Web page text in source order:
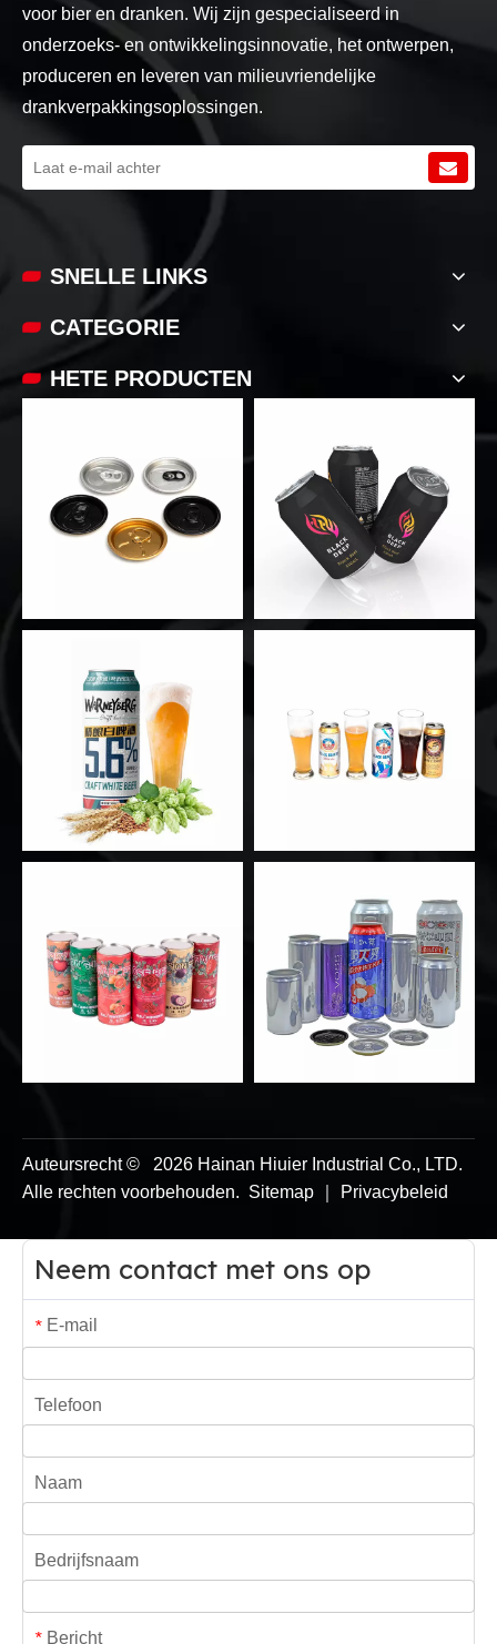
voor bier en dranken. Wij zijn gespecialiseerd in
onderzoeks- en ontwikkelingsinnovatie, het ontwerpen,
produceren en leveren van milieuvriendelijke
drankverpakkingsoplossingen.
SNELLE LINKS
CATEGORIE
HETE PRODUCTEN
Auteursrecht © 2026 Hainan Hiuier Industrial Co., LTD.
Alle rechten voorbehouden. Sitemap Privacybeleid
Neem contact met ons op
* E-mail
Telefoon
Naam
Bedrijfsnaam
* Bericht